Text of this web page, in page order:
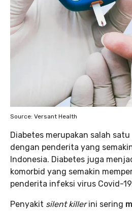
Source: Versant Health
Diabetes merupakan salah
dengan penderita yang
Indonesia. Diabetes juga
komorbid yang semakin
penderita infeksi virus Covid-
Penyakit silent killerini sering